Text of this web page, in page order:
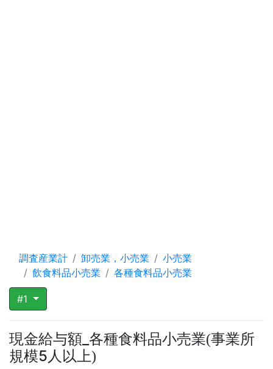
調査産業計 卸売業，小売業
小売業
飲食料品小売業
各種食料品小売業
#1
現金給与額_各種食料品小売業(事業所
規模5人以上)